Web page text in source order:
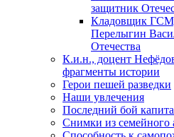
защитник
Кладовщик
Перелыгин
Отечества
К.и.н., доцент
фрагменты истории
Герои пешей разведки
Наши увлечения
Последний бой
Снимки из семейного